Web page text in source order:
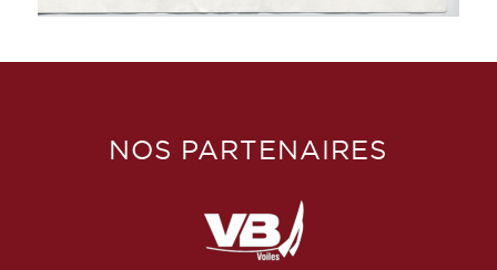
NOS PARTENAIRES